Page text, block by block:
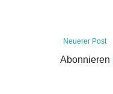
Neuerer Post
Abonnieren